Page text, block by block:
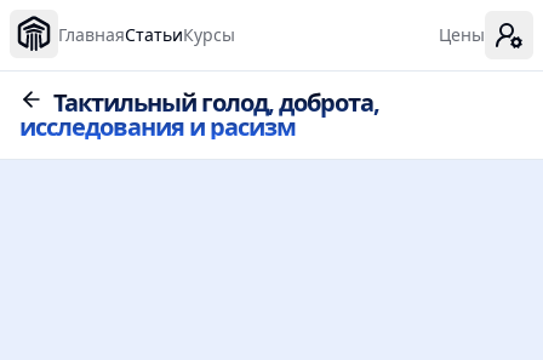
ГлавнаяСтатьиКурсы Цены
Тактильный голод, доброта,
исследования и расизм